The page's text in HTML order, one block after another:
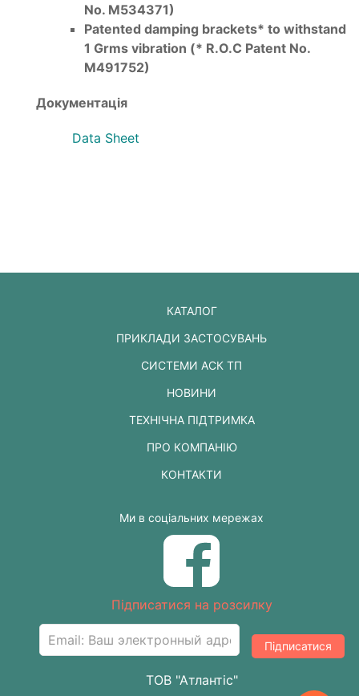
No. M534371)
Patented damping brackets* to withstand
1 Grms vibration (* R.O.C Patent No.
M491752)
Документація
Data Sheet
КАТАЛОГ
ПРИКЛАДИ ЗАСТОСУВАНЬ
СИСТЕМИ АСК ТП
НОВИНИ
ТЕХНІЧНА ПІДТРИМКА
ПРО КОМПАНІЮ
КОНТАКТИ
Ми в соціальних мережах
Підписатися на розсилку
Підписатися
ТОВ "Атлантіс"